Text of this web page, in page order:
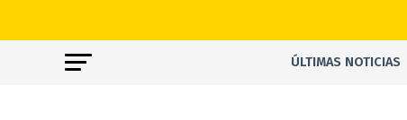
ÚLTIMAS NOTICIAS